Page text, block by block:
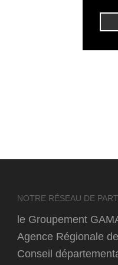
NOTRE RÉSEAU DE
le Groupement
Agence Régionale
Conseil